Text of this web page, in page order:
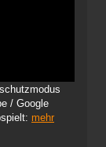
/ Google
mehr